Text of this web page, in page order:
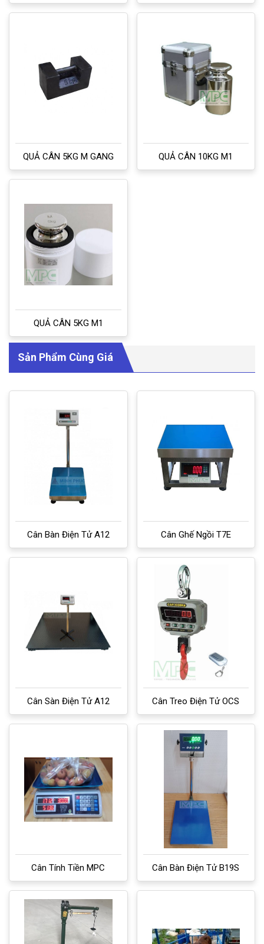
QUẢ CÂN 5KG M GANG QUẢ CÂN 10KG M1
QUẢ CÂN 5KG M1
Sản Phẩm Cùng Giá
Cân Bàn Điện Tử A12 Cân Ghế Ngồi T7E
Cân Sàn Điện Tử A12 Cân Treo Điện Tử OCS
Cân Tính Tiền MPC Cân Bàn Điện Tử B19S